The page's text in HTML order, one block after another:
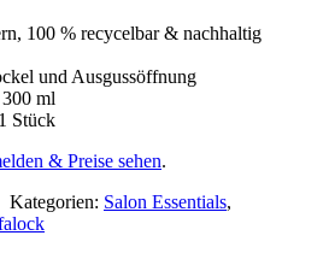
100 % recycelbar & nachhaltig
und Ausgussöffnung
ml
1 Stück
& Preise sehen.
Kategorien: Salon Essentials,